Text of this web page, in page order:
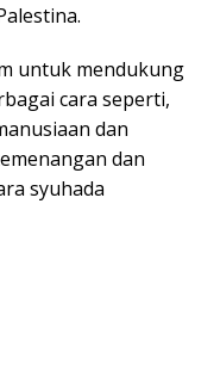
untuk mendukung
cara seperti,
dan
dan
syuhada